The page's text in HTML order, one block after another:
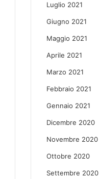
Luglio 2021
Giugno 2021
Maggio 2021
Aprile 2021
Marzo 2021
Febbraio 2021
Gennaio 2021
Dicembre 2020
Novembre 2020
Ottobre 2020
Settembre 2020